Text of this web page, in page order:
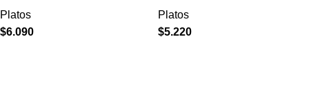
Platos
$6.090
Platos
$5.220